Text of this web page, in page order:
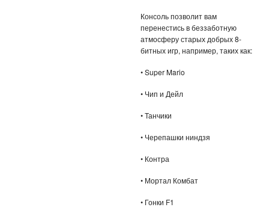
Консоль позволит вам
перенестись в беззаботную
атмосферу старых добрых 8-
битных игр, например, таких как:
• Super Mario
• Чип и Дейл
• Танчики
• Черепашки ниндзя
• Контра
• Мортал Комбат
• Гонки F1